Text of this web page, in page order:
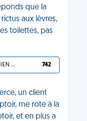
que la
aux lèvres,
toilettes, pas
TU L'AS BIEN MÉRITÉ 742
un client
me rote à la
et en plus a